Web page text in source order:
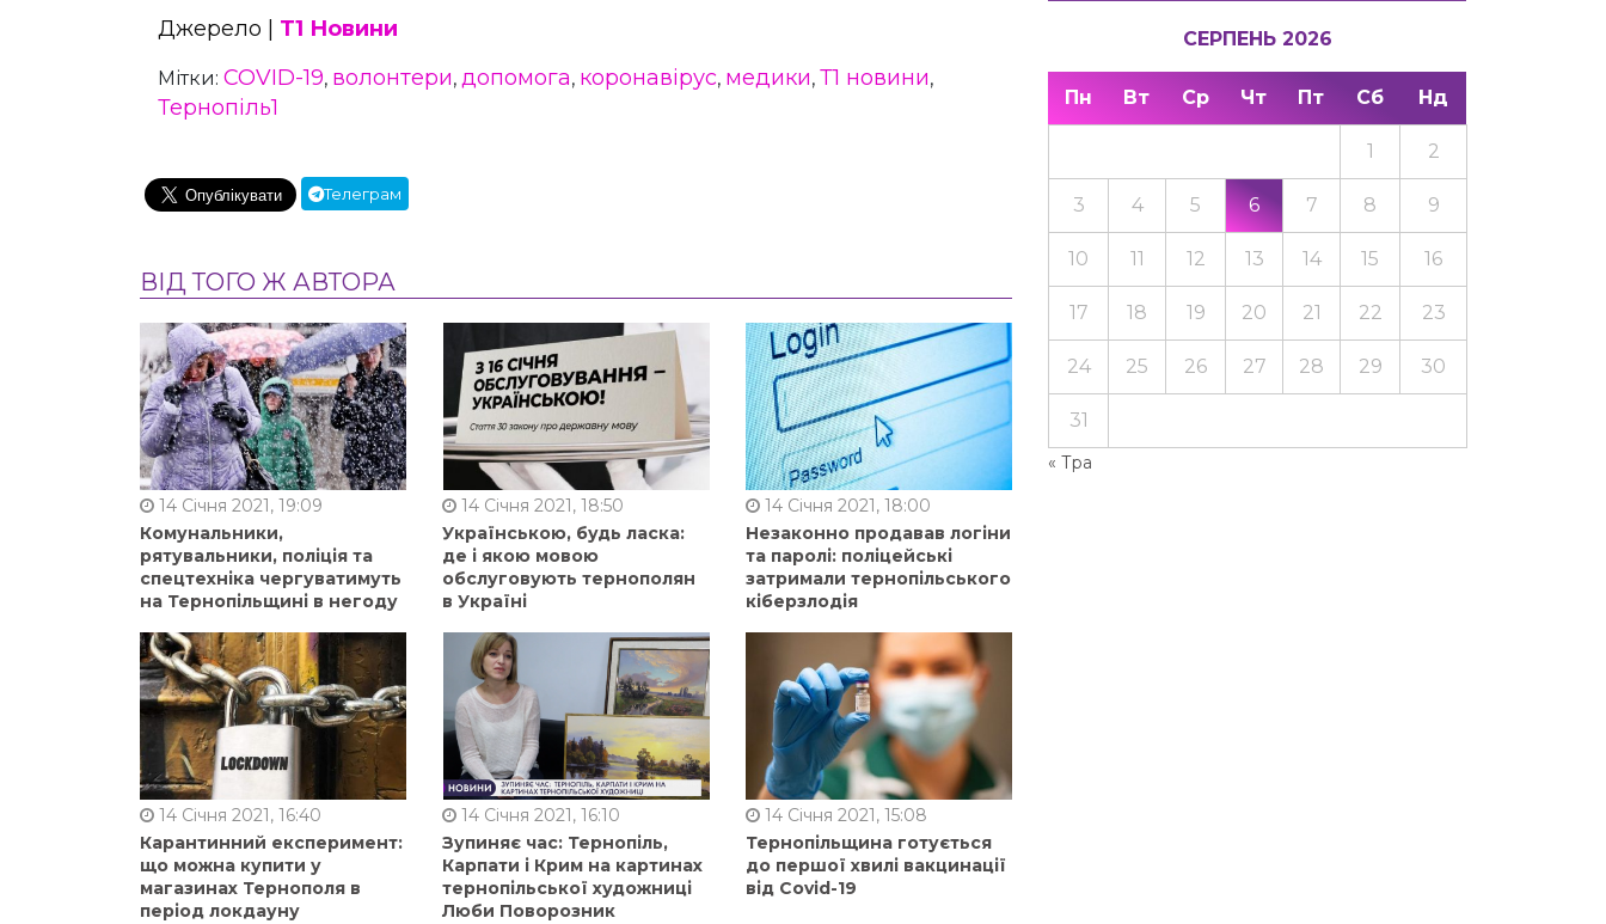
Джерело | Т1 Новини
Мітки: COVID-19, волонтери, допомога, коронавірус, медики, Т1 новини,
Тернопіль1
Телеграм
ВІД ТОГО Ж АВТОРА
14 Січня 2021, 19:09
Комунальники,
рятувальники, поліція та
спецтехніка чергуватимуть
на Тернопільщині в негоду
14 Січня 2021, 18:50
Українською, будь ласка:
де і якою мовою
обслуговують тернополян
в Україні
14 Січня 2021, 18:00
Незаконно продавав логіни
та паролі: поліцейські
затримали тернопільського
кіберзлодія
14 Січня 2021, 16:40
Карантинний експеримент:
що можна купити у
магазинах Тернополя в
період локдауну
14 Січня 2021, 16:10
Зупиняє час: Тернопіль,
Карпати і Крим на картинах
тернопільської художниці
Люби Поворозник
14 Січня 2021, 15:08
Тернопільщина готується
до першої хвилі вакцинації
від Covid-19
СЕРПЕНЬ 2026
Пн Вт Ср Чт Пт Сб Нд
« Тра
1 2
3 4 5 6 7 8 9
10 11 12 13 14 15 16
17 18 19 20 21 22 23
24 25 26 27 28 29 30
31